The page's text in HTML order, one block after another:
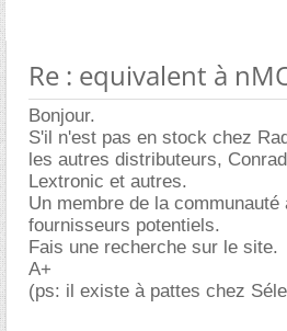
Re : equivalent à
Bonjour.
S'il n'est pas en stock chez
les autres distributeurs,
Lextronic et autres.
Un membre de la
fournisseurs potentiels.
Fais une recherche sur le site.
A+
(ps: il existe à pattes chez